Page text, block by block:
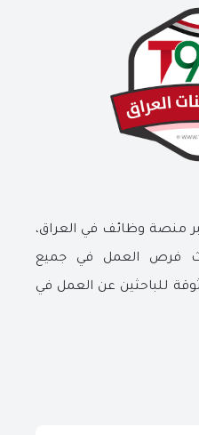
منصة وظائف في العراق،
فرص العمل في جميع
للباحثين عن العمل في